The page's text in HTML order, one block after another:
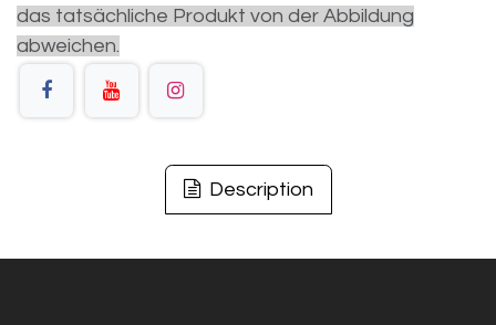
das tatsächliche Produkt von der Abbildung
abweichen.
Description